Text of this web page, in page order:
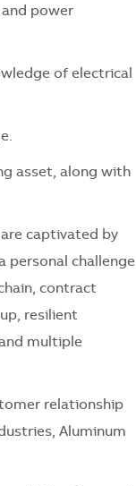
and power
of electrical
asset, along with
captivated by
personal challenge
contract
resilient
multiple
relationship
Aluminum